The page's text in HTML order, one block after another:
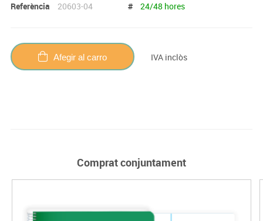
Referència 20603-04 # 24/48 hores
Afegir al carro IVA inclòs
Comprat conjuntament